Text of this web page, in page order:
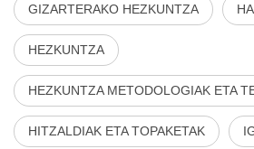
GIZARTERAKO HEZKUNTZA
HEZKUNTZA
HEZKUNTZA METODOLOGIAK ETA
HITZALDIAK ETA TOPAKETAK